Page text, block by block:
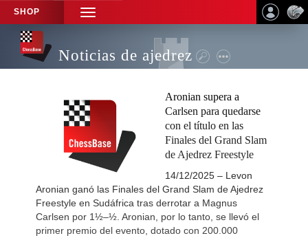
SHOP
TOGGLE
NAVIGATION
Noticias de ajedrez
Aronian supera a
Carlsen para quedarse
con el título en las
Finales del Grand Slam
de Ajedrez Freestyle
14/12/2025 – Levon
Aronian ganó las Finales del Grand Slam de Ajedrez
Freestyle en Sudáfrica tras derrotar a Magnus
Carlsen por 1½–½. Aronian, por lo tanto, se llevó el
primer premio del evento, dotado con 200.000